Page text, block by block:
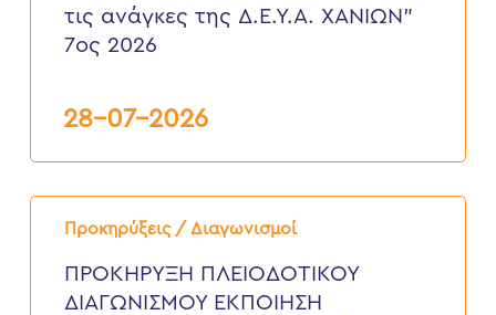
ανάγκες
2026
τις ανάγκες της Δ.Ε.Υ.Α. ΧΑΝΙΩΝ”
7ος 2026
28-07-2026
Προκηρύξεις / Διαγωνισμοί
ΠΡΟΚΗΡΥΞΗ
ΠΛΕΙΟΔΟΤΙΚΟΥ
ΕΚΠΟΙΗΣΗ
ΑΧΡΗΣΤΩΝ
ΥΛΙΚΩΝ
ΠΡΟΚΗΡΥΞΗ ΠΛΕΙΟΔΟΤΙΚΟΥ
ΔΙΑΓΩΝΙΣΜΟΥ ΕΚΠΟΙΗΣΗ